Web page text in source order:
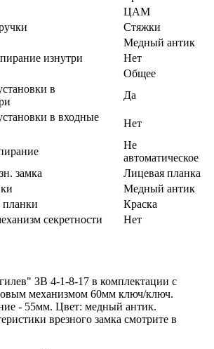
ЦАМ
Стяжки
Медный антик
изнутри
Нет
Общее
в
Да
в входные
Нет
Не
автоматическое
замка
Лицевая планка
Медный антик
Краска
секретности
Нет
ЗВ 4-1-8-17 в комплектации с
механизмом 60мм ключ/ключ.
- 55мм. Цвет: медный антик.
врезного замка смотрите в